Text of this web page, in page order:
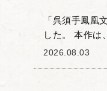
「呉須手鳳凰
した。 本作は
に、藍色の呉
2026.08.03